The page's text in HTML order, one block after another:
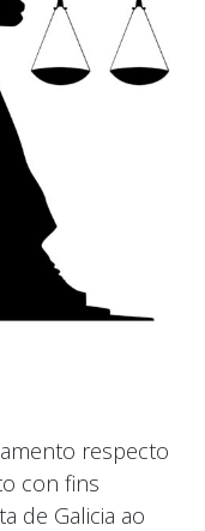
respecto
con fins
de Galicia ao